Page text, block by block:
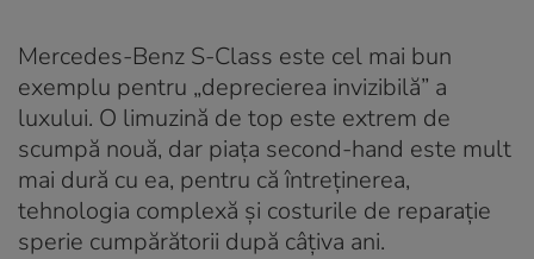
Mercedes-Benz S-Class este cel mai bun
exemplu pentru „deprecierea invizibilă” a
luxului. O limuzină de top este extrem de
scumpă nouă, dar piața second-hand este mult
mai dură cu ea, pentru că întreținerea,
tehnologia complexă și costurile de reparație
sperie cumpărătorii după câțiva ani.